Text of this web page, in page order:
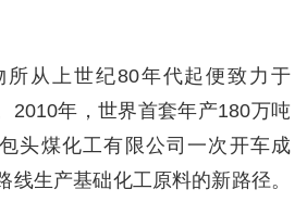
所从上世纪80年代起便致力于
2010年，世界首套年产180万吨
头煤化工有限公司一次开车成
线生产基础化工原料的新路径。